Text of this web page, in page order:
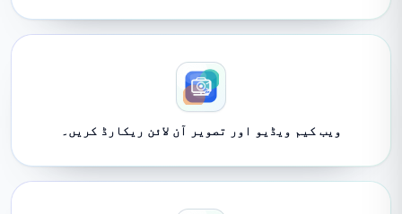
ویب کیم ویڈیو اور تصویر آن لائن ریکارڈ کریں۔